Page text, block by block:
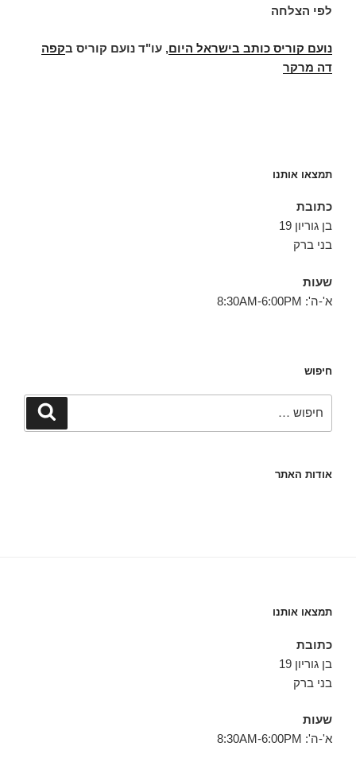
לפי הצלחה
נועם קוריס כותב בישראל היום, עו"ד נועם קוריס בקפה
דה מרקר
תמצאו אותנו
כתובת
בן גוריון 19
בני ברק
שעות
א'-ה': 8:30AM-6:00PM
חיפוש
חיפוש
אודות האתר
תמצאו אותנו
כתובת
בן גוריון 19
בני ברק
שעות
א'-ה': 8:30AM-6:00PM